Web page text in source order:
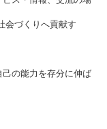
づくりへ貢献す
の能力を存分に伸ば